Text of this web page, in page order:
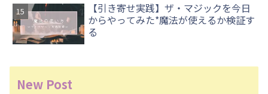
【引き寄せ実践】ザ・マジックを今日
からやってみた*魔法が使えるか検証す
る
New Post